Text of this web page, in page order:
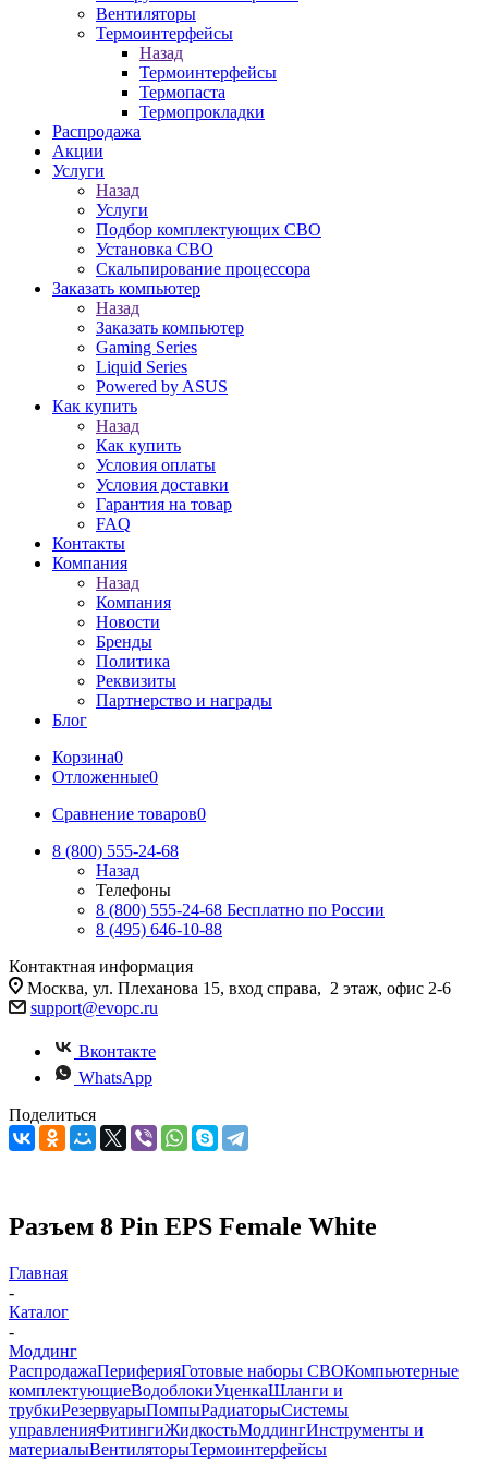
Вентиляторы
Термоинтерфейсы
Назад
Термоинтерфейсы
Термопаста
Термопрокладки
Распродажа
Акции
Услуги
Назад
Услуги
Подбор комплектующих СВО
Установка СВО
Скальпирование процессора
Заказать компьютер
Назад
Заказать компьютер
Gaming Series
Liquid Series
Powered by ASUS
Как купить
Назад
Как купить
Условия оплаты
Условия доставки
Гарантия на товар
FAQ
Контакты
Компания
Назад
Компания
Новости
Бренды
Политика
Реквизиты
Партнерство и награды
Блог
Корзина0
Отложенные0
Сравнение товаров0
8 (800) 555-24-68
Назад
Телефоны
8 (800) 555-24-68 Бесплатно по России
8 (495) 646-10-88
Контактная информация
Москва, ул. Плеханова 15, вход справа, 2 этаж, офис 2-6
support@evopc.ru
Вконтакте
WhatsApp
Поделиться
Разъем 8 Pin EPS Female White
Главная
-
Каталог
-
Моддинг
РаспродажаПериферияГотовые наборы СВОКомпьютерные
комплектующиеВодоблокиУценкаШланги и
трубкиРезервуарыПомпыРадиаторыСистемы
управленияФитингиЖидкостьМоддингИнструменты и
материалыВентиляторыТермоинтерфейсы